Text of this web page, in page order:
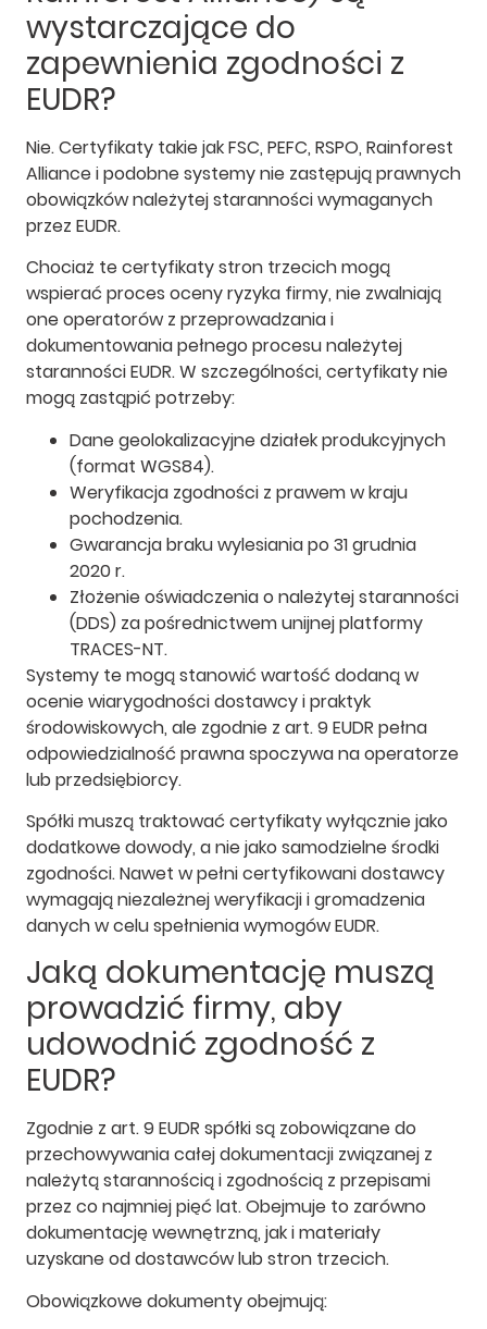
wystarczające do
zapewnienia zgodności z
EUDR?
Nie. Certyfikaty takie jak FSC, PEFC, RSPO, Rainforest
Alliance i podobne systemy nie zastępują prawnych
obowiązków należytej staranności wymaganych
przez EUDR.
Chociaż te certyfikaty stron trzecich mogą
wspierać proces oceny ryzyka firmy, nie zwalniają
one operatorów z przeprowadzania i
dokumentowania pełnego procesu należytej
staranności EUDR. W szczególności, certyfikaty nie
mogą zastąpić potrzeby:
Dane geolokalizacyjne działek produkcyjnych
(format WGS84).
Weryfikacja zgodności z prawem w kraju
pochodzenia.
Gwarancja braku wylesiania po 31 grudnia
2020 r.
Złożenie oświadczenia o należytej staranności
(DDS) za pośrednictwem unijnej platformy
TRACES-NT.
Systemy te mogą stanowić wartość dodaną w
ocenie wiarygodności dostawcy i praktyk
środowiskowych, ale zgodnie z art. 9 EUDR pełna
odpowiedzialność prawna spoczywa na operatorze
lub przedsiębiorcy.
Spółki muszą traktować certyfikaty wyłącznie jako
dodatkowe dowody, a nie jako samodzielne środki
zgodności. Nawet w pełni certyfikowani dostawcy
wymagają niezależnej weryfikacji i gromadzenia
danych w celu spełnienia wymogów EUDR.
Jaką dokumentację muszą
prowadzić firmy, aby
udowodnić zgodność z
EUDR?
Zgodnie z art. 9 EUDR spółki są zobowiązane do
przechowywania całej dokumentacji związanej z
należytą starannością i zgodnością z przepisami
przez co najmniej pięć lat. Obejmuje to zarówno
dokumentację wewnętrzną, jak i materiały
uzyskane od dostawców lub stron trzecich.
Obowiązkowe dokumenty obejmują: